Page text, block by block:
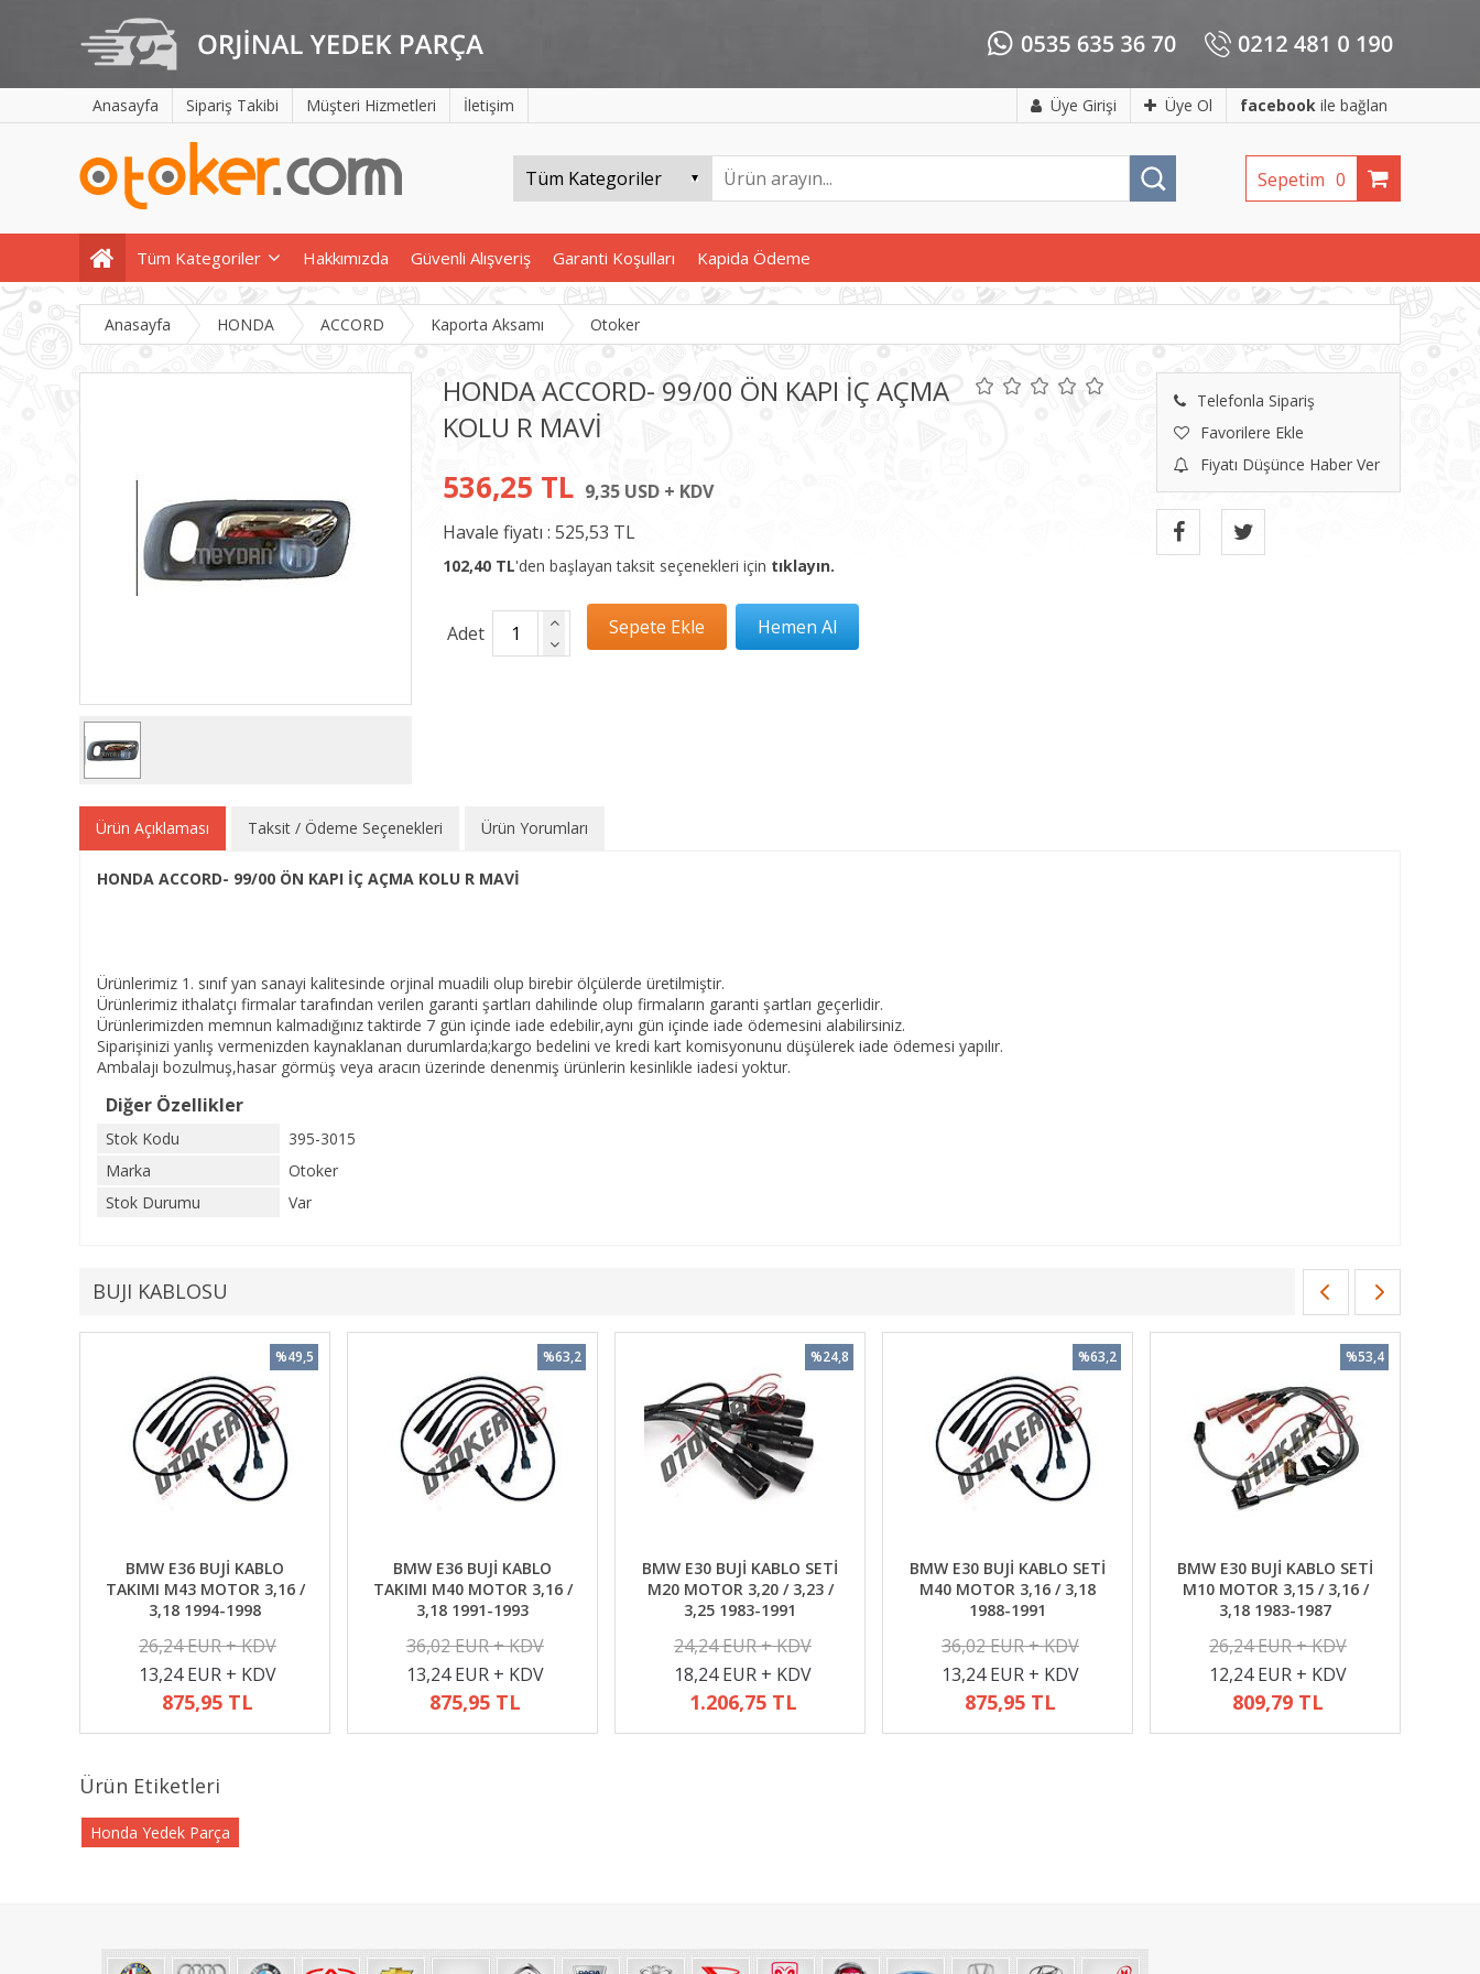
Anasayfa Sipariş Takibi Müşteri Hizmetleri İletişim Üye Girişi Üye Ol facebook ile bağlan
Sepetim 0
Tüm Kategoriler Hakkımızda Güvenli Alışveriş Garanti Koşulları Kapida Ödeme
Anasayfa HONDA ACCORD Kaporta Aksamı Otoker
HONDA ACCORD- 99/00 ÖN KAPI İÇ AÇMA
KOLU R MAVİ
Telefonla Sipariş
Favorilere Ekle
Fiyatı Düşünce Haber Ver
536,25 TL 9,35 USD + KDV
Havale fiyatı : 525,53 TL
102,40 TL'den başlayan taksit seçenekleri için tıklayın.
Adet
Ürün Açıklaması Taksit / Ödeme Seçenekleri Ürün Yorumları
HONDA ACCORD- 99/00 ÖN KAPI İÇ AÇMA KOLU R MAVİ
Ürünlerimiz 1. sınıf yan sanayi kalitesinde orjinal muadili olup birebir ölçülerde üretilmiştir.
Ürünlerimiz ithalatçı firmalar tarafından verilen garanti şartları dahilinde olup firmaların garanti şartları geçerlidir.
Ürünlerimizden memnun kalmadığınız taktirde 7 gün içinde iade edebilir,aynı gün içinde iade ödemesini alabilirsiniz.
Siparişinizi yanlış vermenizden kaynaklanan durumlarda;kargo bedelini ve kredi kart komisyonunu düşülerek iade ödemesi yapılır.
Ambalajı bozulmuş,hasar görmüş veya aracın üzerinde denenmiş ürünlerin kesinlikle iadesi yoktur.
Diğer Özellikler
Stok Kodu
395-3015
Marka
Otoker
Stok Durumu
Var
BUJI KABLOSU
BMW E36 BUJİ KABLO
TAKIMI M43 MOTOR 3,16 /
3,18 1994-1998
26,24 EUR + KDV
13,24 EUR + KDV
875,95 TL
%49,5
BMW E36 BUJİ KABLO
TAKIMI M40 MOTOR 3,16 /
3,18 1991-1993
36,02 EUR + KDV
13,24 EUR + KDV
875,95 TL
%63,2
BMW E30 BUJİ KABLO SETİ
M20 MOTOR 3,20 / 3,23 /
3,25 1983-1991
24,24 EUR + KDV
18,24 EUR + KDV
1.206,75 TL
%24,8
BMW E30 BUJİ KABLO SETİ
M40 MOTOR 3,16 / 3,18
1988-1991
36,02 EUR + KDV
13,24 EUR + KDV
875,95 TL
%63,2
BMW E30 BUJİ KABLO SETİ
M10 MOTOR 3,15 / 3,16 /
3,18 1983-1987
26,24 EUR + KDV
12,24 EUR + KDV
809,79 TL
%53,4
Ürün Etiketleri
Honda Yedek Parça